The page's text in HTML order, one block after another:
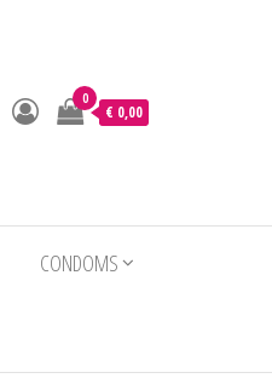
0
€ 0,00
CONDOMS